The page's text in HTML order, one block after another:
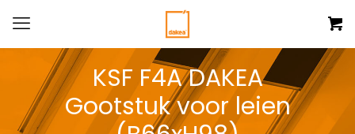
KSF F4A DAKEA
Gootstuk voor leien